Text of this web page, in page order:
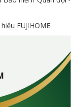
FUJIHOME